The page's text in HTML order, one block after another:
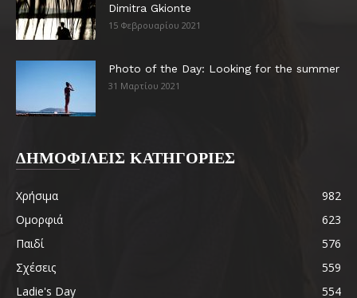
Dimitra Gkionte
15 Φεβρουαρίου 2021
Photo of the Day: Looking for the summer
31 Μαρτίου 2021
ΔΗΜΟΦΙΛΕΙΣ ΚΑΤΗΓΟΡΙΕΣ
Χρήσιμα
982
Ομορφιά
623
Παιδί
576
Σχέσεις
559
Ladie's Day
554